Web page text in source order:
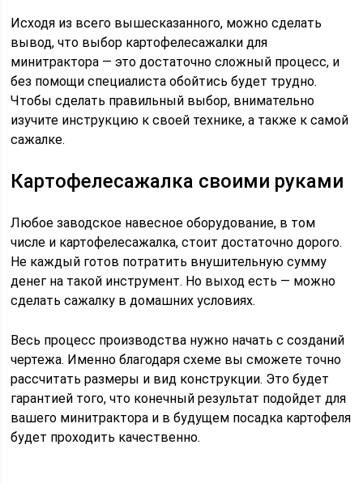
Исходя из всего вышесказанного, можно сделать
вывод, что выбор картофелесажалки для
минитрактора — это достаточно сложный процесс, и
без помощи специалиста обойтись будет трудно.
Чтобы сделать правильный выбор, внимательно
изучите инструкцию к своей технике, а также к самой
сажалке.
Картофелесажалка своими руками
Любое заводское навесное оборудование, в том
числе и картофелесажалка, стоит достаточно дорого.
Не каждый готов потратить внушительную сумму
денег на такой инструмент. Но выход есть — можно
сделать сажалку в домашних условиях.
Весь процесс производства нужно начать с созданий
чертежа. Именно благодаря схеме вы сможете точно
рассчитать размеры и вид конструкции. Это будет
гарантией того, что конечный результат подойдет для
вашего минитрактора и в будущем посадка картофеля
будет проходить качественно.